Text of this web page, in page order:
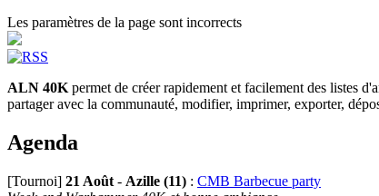
Les paramètres de la page sont incorrects
ALN 40K permet de créer rapidement et facilement des listes
partager avec la communauté, modifier, imprimer, exporter,
Agenda
[Tournoi] 21 Août - Azille (11) : CMB Barbecue party